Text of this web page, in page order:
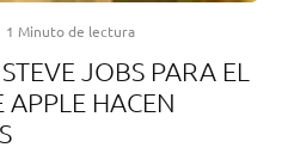
1 Minuto de lectura
JOBS PARA EL
HACEN